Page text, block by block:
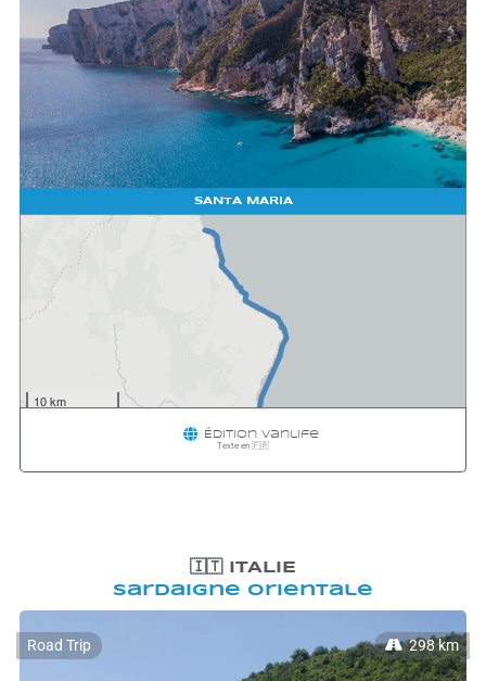
SANTA MARIA
10 km
Édition Vanlife
Texte en 🇫🇷
🇮🇹 ITALIE
Sardaigne orientale
Road Trip 298 km